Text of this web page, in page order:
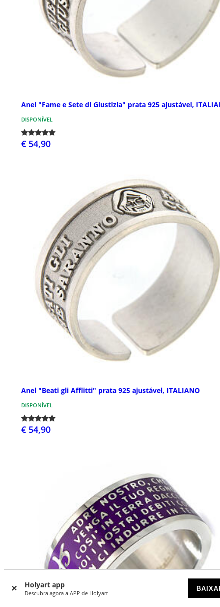
Holyart app
Descubra agora a APP de Holyart
Anel "Fame e Sete di Giustizia" prata 925 ajustável,
DISPONÍVEL
€ 54,90
Anel "Beati gli Afflitti" prata 925 ajustável, ITALIANO
DISPONÍVEL
€ 54,90